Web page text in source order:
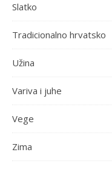
Slatko
Tradicionalno hrvatsko
Užina
Variva i juhe
Vege
Zima